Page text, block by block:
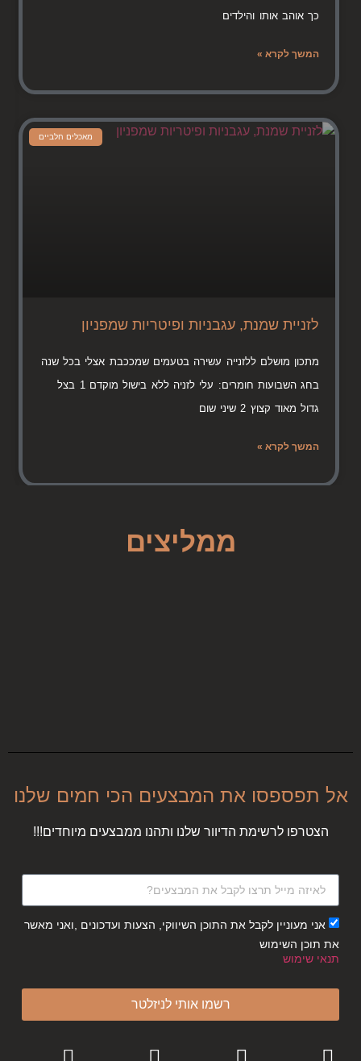
כך אוהב אותו והילדים
המשך לקרא »
מאכלים חלביים
לזניית שמנת, עגבניות ופיטריות שמפניון
מתכון מושלם ללזנייה עשירה בטעמים שמככבת אצלי בכל שנה
בחג השבועות חומרים: עלי לזניה ללא בישול מוקדם 1 בצל
גדול מאוד קצוץ 2 שיני שום
המשך לקרא »
ממליצים
אל תפספסו את המבצעים הכי חמים שלנו
הצטרפו לרשימת הדיוור שלנו ותהנו ממבצעים מיוחדים!!!
אני מעוניין לקבל את התוכן השיווקי, הצעות ועדכונים ,ואני מאשר
את תוכן השימוש
תנאי שימוש
רשמו אותי לניזלטר